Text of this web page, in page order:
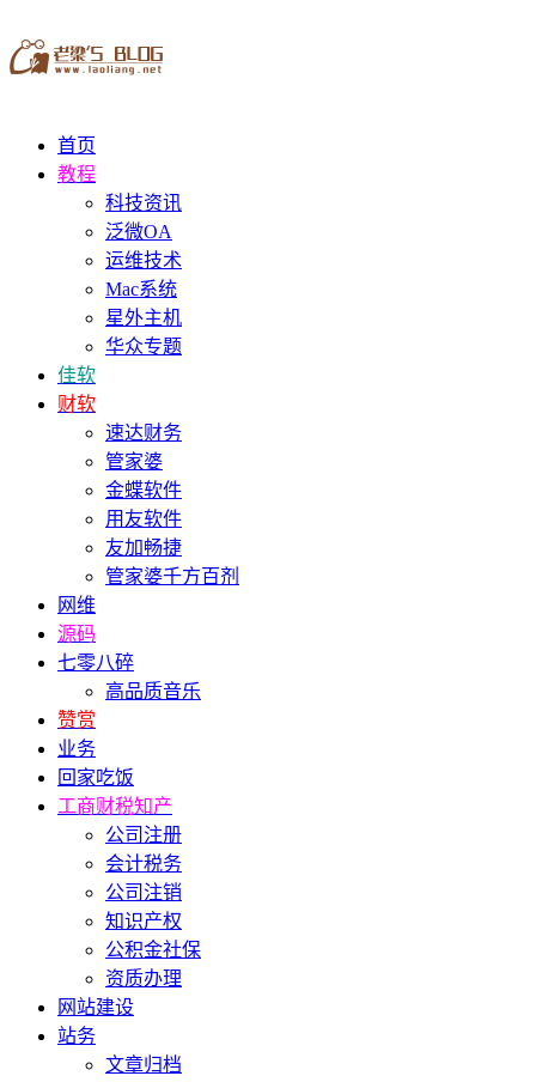
首页
教程
科技资讯
泛微OA
运维技术
Mac系统
星外主机
华众专题
佳软
财软
速达财务
管家婆
金蝶软件
用友软件
友加畅捷
管家婆千方百剂
网维
源码
七零八碎
高品质音乐
赞赏
业务
回家吃饭
工商财税知产
公司注册
会计税务
公司注销
知识产权
公积金社保
资质办理
网站建设
站务
文章归档